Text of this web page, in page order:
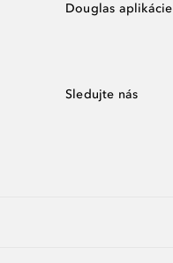
Douglas aplikácie
Sledujte nás